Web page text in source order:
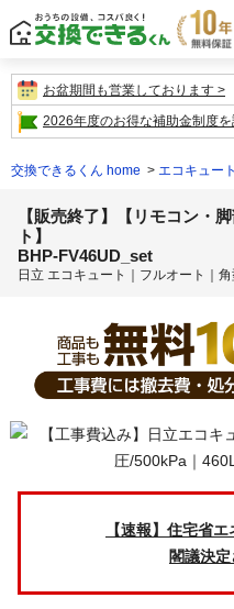
お盆期間も営業しております
2026年度のお得な補助金制度を
交換できるくん home エコキュート
【販売終了】【リモコン・
ト】
BHP-FV46UD_set
日立 エコキュート｜フルオート｜
【速報】住宅省
閣議決定